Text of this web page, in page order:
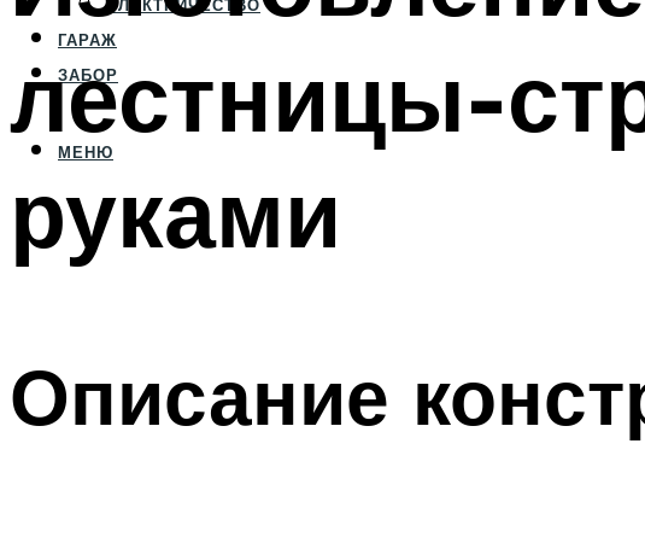
ЭЛЕКТРИЧЕСТВО
ГАРАЖ
ЗАБОР
МЕНЮ
лестницы-
руками
Описание